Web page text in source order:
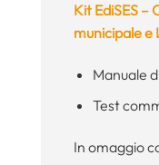
Kit EdiSES –
municipale e
Manuale
Test
In omaggio